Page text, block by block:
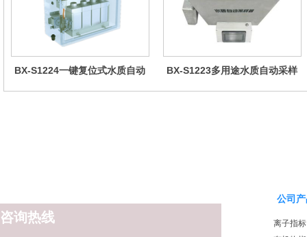
BX-S1224一键复位式水质自动
BX-S1223多用途水质自动采样
咨询热线
公司
离子指标